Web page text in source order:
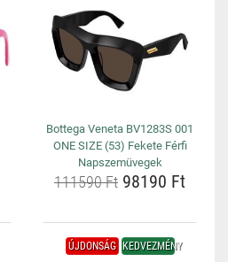
Bottega Veneta BV1283S 001
ONE SIZE (53) Fekete Férfi
Napszemüvegek
111590 Ft 98190 Ft
ÚJDONSÁG KEDVEZMÉNY